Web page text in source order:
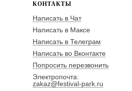
КОНТАКТЫ
Написать в Чат
Написать в Максе
Написать в Телеграм
Написать во Вконтакте
Попросить перезвонить
Электропочта:
zakaz@festival-park.ru